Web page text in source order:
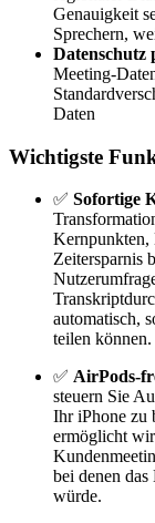
Genauigkeit
Sprechern,
Datenschutz
Meeting-
Daten
Wichtigste
✅ Sofortige
Kernpunkten,
Zeitersparnis
automatisch,
teilen können.
✅ AirPods-
steuern Sie
Ihr iPhone zu
ermöglicht
bei denen
würde.